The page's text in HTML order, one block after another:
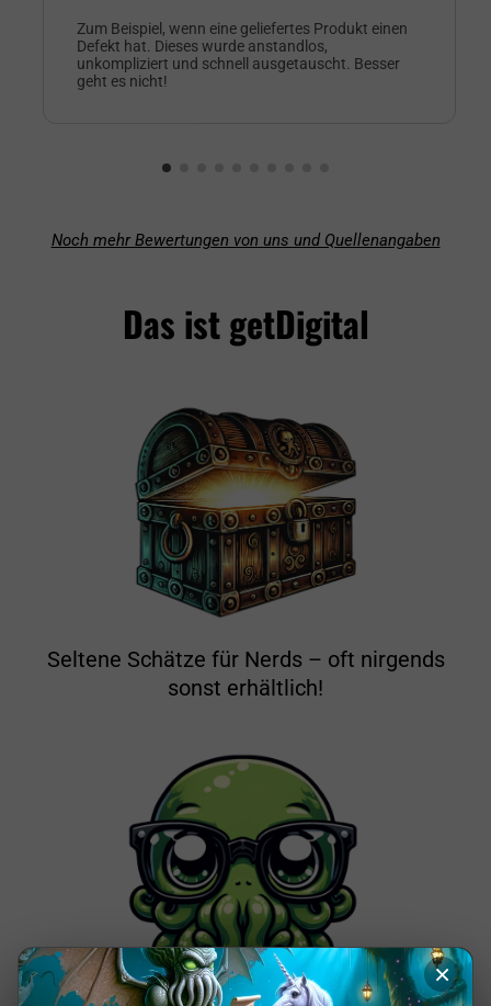
Zum Beispiel, wenn eine geliefertes Produkt einen
Defekt hat. Dieses wurde anstandlos,
unkompliziert und schnell ausgetauscht. Besser
geht es nicht!
Noch mehr Bewertungen von uns und Quellenangaben
Das ist getDigital
Seltene Schätze für Nerds – oft nirgends
sonst erhältlich!
×